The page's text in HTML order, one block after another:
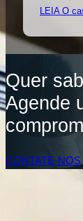
LEIA O
Quer
Agende
CONTATE-NOS